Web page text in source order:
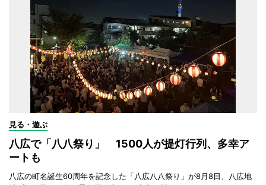
見る・遊ぶ
八広で「八八祭り」 1500人が提灯行列、多幸ア
ートも
八広の町名誕生60周年を記念した「八広八八祭り」が8月8日、八広地